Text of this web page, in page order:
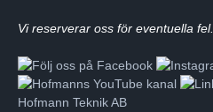
Vi reserverar oss för eventuella fel.
Hofmann Teknik AB